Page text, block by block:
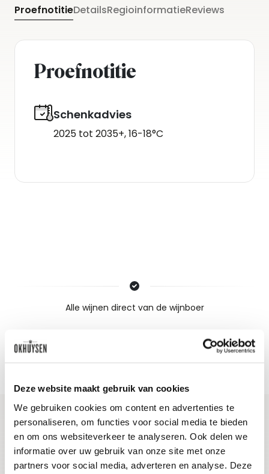
Deze website maakt gebruik van cookies
We gebruiken cookies om content en advertenties te
personaliseren, om functies voor social media te bieden
en om ons websiteverkeer te analyseren. Ook delen we
informatie over uw gebruik van onze site met onze
partners voor social media, adverteren en analyse. Deze
ProefnotitieDetailsRegioinformatieReviews
Proefnotitie
Schenkadvies
2025 tot 2035+, 16-18°C
Nieuws & inspiratie in Vineé Vineuse
Alle wijnen direct van de wijnboer
Gratis thuisbezorgd vanaf €115,00
Blijf op de hoogte
Ontvang het laatste wijnnieuws, proeverijen en
evenementen